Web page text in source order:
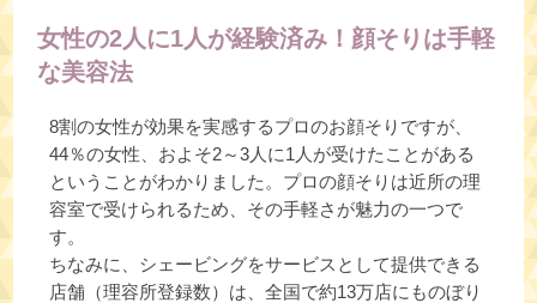
女性の2人に1人が経験済み！顔そりは手軽
な美容法
8割の女性が効果を実感するプロのお顔そりですが、
44％の女性、およそ2～3人に1人が受けたことがある
ということがわかりました。プロの顔そりは近所の理
容室で受けられるため、その手軽さが魅力の一つで
す。
ちなみに、シェービングをサービスとして提供できる
店舗（理容所登録数）は、全国で約13万店にものぼり